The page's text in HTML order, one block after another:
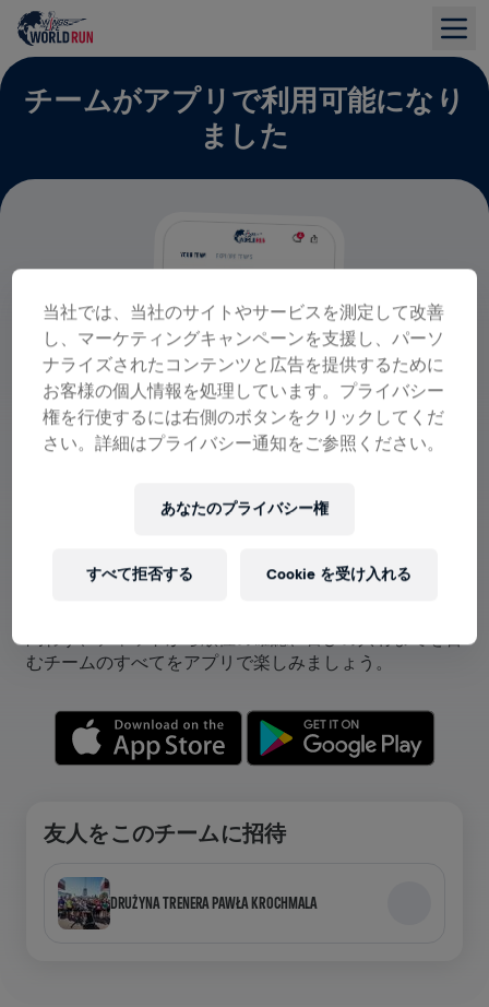
チームがアプリで利用可能になり
ました
アプリでチームが表示できます！
むチームのすべてをアプリで楽しみましょう。
友人をこのチームに招待
DRUŻYNA TRENERA PAWŁA KROCHMALA
当社では、当社のサイトやサービスを測定して改善
し、マーケティングキャンペーンを支援し、パーソ
ナライズされたコンテンツと広告を提供するために
お客様の個人情報を処理しています。プライバシー
権を行使するには右側のボタンをクリックしてくだ
さい。詳細はプライバシー通知をご参照ください。
あなたのプライバシー権
すべて拒否する Cookie を受け入れる